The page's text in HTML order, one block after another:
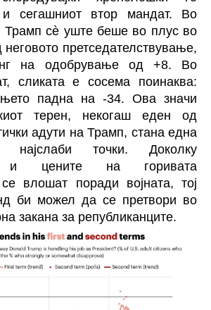
и сегашниот втор мандат. Во
Трамп сè уште беше во плус во
претседателствување,
на одобрување од +8. Во
сликата е сосема поинаква:
падна на -34. Ова значи
терен, некогаш еден од
адути на Трамп, стана една
најслаби точки. Доколку
и цените на горивата
влошат поради војната, тој
би можел да се претвори во
закана за републиканците.